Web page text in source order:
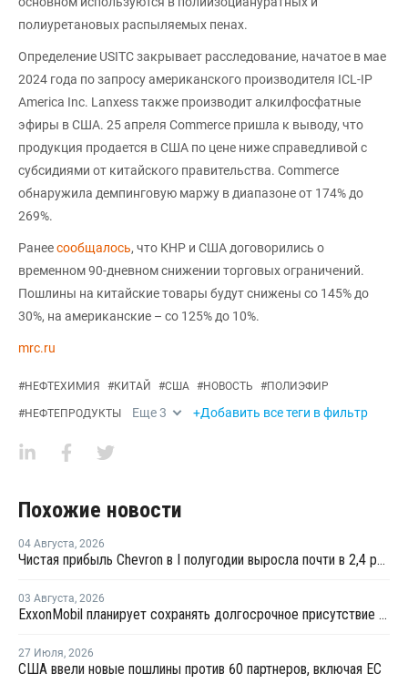
полиуретановых распыляемых пенах.
Определение USITC закрывает расследование, начатое в мае
2024 года по запросу американского производителя ICL-IP
America Inc. Lanxess также производит алкилфосфатные
эфиры в США. 25 апреля Commerce пришла к выводу, что
продукция продается в США по цене ниже справедливой с
субсидиями от китайского правительства. Commerce
обнаружила демпинговую маржу в диапазоне от 174% до
269%.
Ранеесообщалось, что КНР и США договорились о
временном 90-дневном снижении торговых ограничений.
Пошлины на китайские товары будут снижены со 145% до
30%, на американские – со 125% до 10%.
mrc.ru
#НЕФТЕХИМИЯ #КИТАЙ #США #НОВОСТЬ #ПОЛИЭФИР
#НЕФТЕПРОДУКТЫ Еще3 +Добавить все теги в фильтр
Похожие новости
04 Августа, 2026
Чистая прибыль Chevron в I полугодии выросла почти в 2,4 раза
03 Августа, 2026
ExxonMobil планирует сохранять долгосрочное присутствие в Казахстане
27 Июля, 2026
США ввели новые пошлины против 60 партнеров, включая ЕС